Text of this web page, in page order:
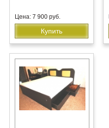
Цена: 7 900 руб.
Купить